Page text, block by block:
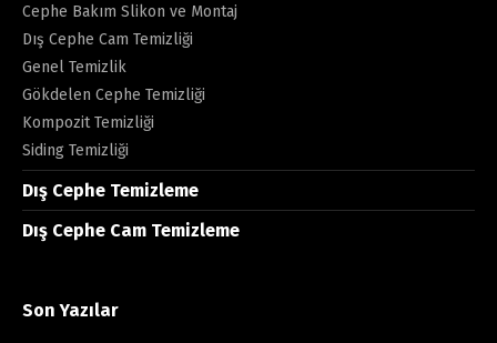
Cephe Bakım Slikon ve Montaj
Dış Cephe Cam Temizliği
Genel Temizlik
Gökdelen Cephe Temizliği
Kompozit Temizliği
Siding Temizliği
Dış Cephe Temizleme
Dış Cephe Cam Temizleme
Son Yazılar